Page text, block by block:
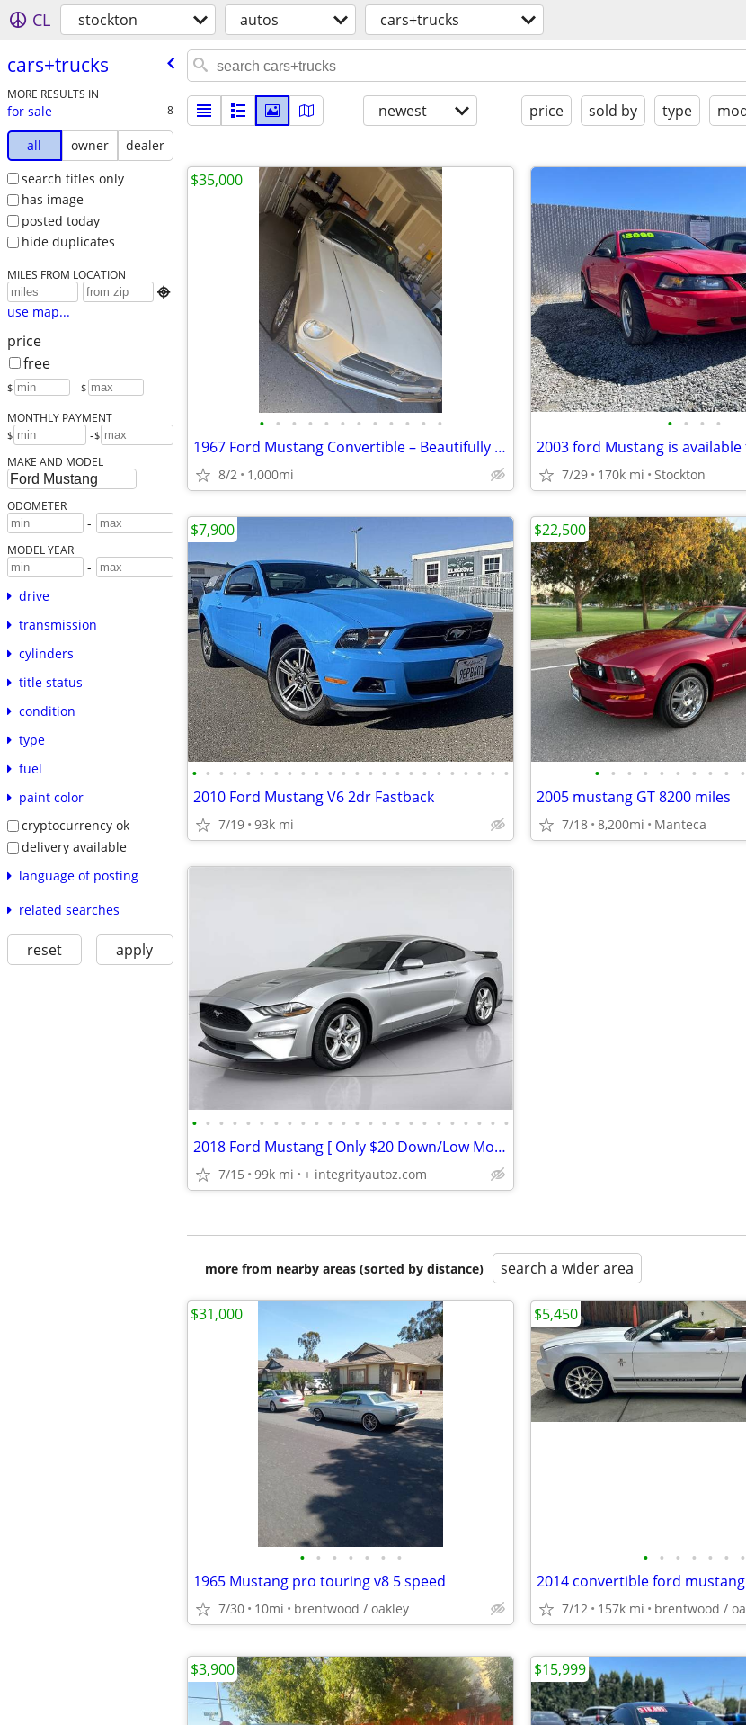
CL stockton autos cars+trucks
cars+trucks
MORE RESULTS IN
for sale 8
all owner
dealer
search titles only
has image
posted today
hide duplicates
MILES FROM LOCATION

use map...
price
free
$ – $
MONTHLY PAYMENT
$ -$
MAKE AND MODEL
ODOMETER
-
MODEL YEAR
-
drive
transmission
cylinders
title status
condition
type
fuel
paint color
cryptocurrency ok
delivery available
language of posting
related searches
reset apply
newest price sold by type
• • • • • • • • • • • •
1967 Ford Mustang Convertible – Beautifully Restored & Ready to Drive
8/2 1,000mi
$35,000
• • • •
7/29 170k mi Stockton
• • • • • • • • • • • • • • • • • • • • • • • •
2010 Ford Mustang V6 2dr Fastback
7/19 93k mi
$7,900
• • • • • • • • • •
2005 mustang GT 8200 miles
7/18 8,200mi Manteca
$22,500
• • • • • • • • • • • • • • • • • • • • • • • •
2018 Ford Mustang [ Only $20 Down/Low Monthly]
7/15 99k mi + integrityautoz.com
more from nearby areas (sorted by distance) search a wider area
• • • • • • •
1965 Mustang pro touring v8 5 speed
7/30 10mi brentwood / oakley
$31,000
• • • • • • •
2014 convertible ford mustang
7/12 157k mi brentwood /
$5,450
$3,900 $15,999